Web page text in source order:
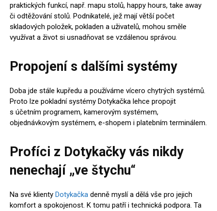
praktických funkcí, např. mapu stolů, happy hours, take away
či odtěžování stolů. Podnikatelé, jež mají větší počet
skladových položek, pokladen a uživatelů, mohou směle
využívat a život si usnadňovat se vzdálenou správou.
Propojení s dalšími systémy
Doba jde stále kupředu a používáme vícero chytrých systémů.
Proto lze pokladní systémy Dotykačka lehce propojit
s účetním programem, kamerovým systémem,
objednávkovým systémem, e-shopem i platebním terminálem.
Profíci z Dotykačky vás nikdy
nenechají „ve štychu“
Na své klienty Dotykačka denně myslí a dělá vše pro jejich
komfort a spokojenost. K tomu patří i technická podpora. Ta